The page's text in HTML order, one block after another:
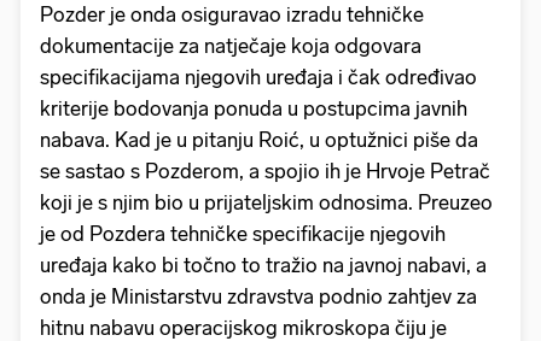
Pozder je onda osiguravao izradu tehničke
dokumentacije za natječaje koja odgovara
specifikacijama njegovih uređaja i čak određivao
kriterije bodovanja ponuda u postupcima javnih
nabava. Kad je u pitanju Roić, u optužnici piše da
se sastao s Pozderom, a spojio ih je Hrvoje Petrač
koji je s njim bio u prijateljskim odnosima. Preuzeo
je od Pozdera tehničke specifikacije njegovih
uređaja kako bi točno to tražio na javnoj nabavi, a
onda je Ministarstvu zdravstva podnio zahtjev za
hitnu nabavu operacijskog mikroskopa čiju je